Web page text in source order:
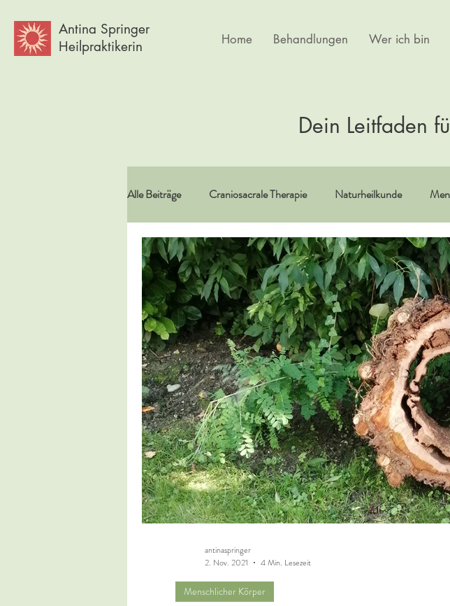
Antina Springer
Heilpraktikerin
Home Behandlungen Wer ich bin
Dein Leitfaden
Alle Beiträge Craniosacrale Therapie Naturheilkunde
Vitamine/Spurenelemente Spiritualität
Psychlogie Frauen Körpertherapie Kultur
Menschlicher Körper
antinaspringer
2. Nov. 2021
4 Min. Lesezeit